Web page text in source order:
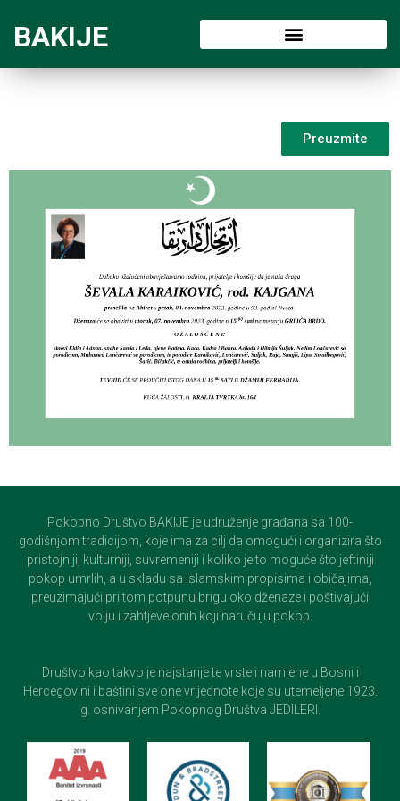
BAKIJE
Preuzmite
Pokopno Društvo BAKIJE je udruženje građana sa 100-
godišnjom tradicijom, koje ima za cilj da omogući i organizira što
pristojniji, kulturniji, suvremeniji i koliko je to moguće što jeftiniji
pokop umrlih, a u skladu sa islamskim propisima i običajima,
preuzimajući pri tom potpunu brigu oko dženaze i poštivajući
volju i zahtjeve onih koji naručuju pokop.
Društvo kao takvo je najstarije te vrste i namjene u Bosni i
Hercegovini i baštini sve one vrijednote koje su utemeljene 1923.
g. osnivanjem Pokopnog Društva JEDILERI.